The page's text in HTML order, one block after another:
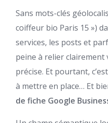
Sans mots-clés
coiffeur bio Paris 15 »)
services, les posts et
peine à relier
précise. Et pourtant,
à mettre en place… Et
de fiche Google